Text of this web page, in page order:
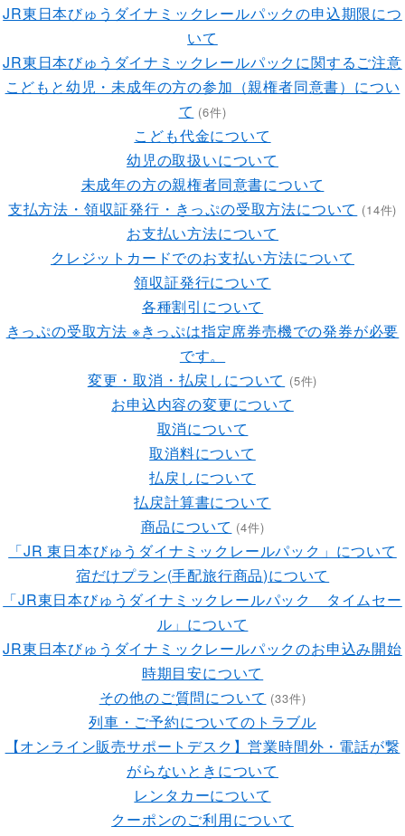
JR東日本びゅうダイナミックレールパックの申込期限につ
いて
JR東日本びゅうダイナミックレールパックに関するご注意
こどもと幼児・未成年の方の参加（親権者同意書）につい
て (6件)
こども代金について
幼児の取扱いについて
未成年の方の親権者同意書について
支払方法・領収証発行・きっぷの受取方法について (14件)
お支払い方法について
クレジットカードでのお支払い方法について
領収証発行について
各種割引について
きっぷの受取方法 ※きっぷは指定席券売機での発券が必要
です。
変更・取消・払戻しについて (5件)
お申込内容の変更について
取消について
取消料について
払戻しについて
払戻計算書について
商品について (4件)
「JR 東日本びゅうダイナミックレールパック」について
宿だけプラン(手配旅行商品)について
「JR東日本びゅうダイナミックレールパック タイムセー
ル」について
JR東日本びゅうダイナミックレールパックのお申込み開始
時期目安について
その他のご質問について (33件)
列車・ご予約についてのトラブル
【オンライン販売サポートデスク】営業時間外・電話が繋
がらないときについて
レンタカーについて
クーポンのご利用について